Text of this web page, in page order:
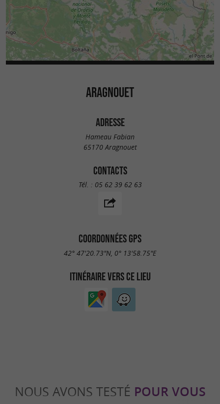
ARAGNOUET
ADRESSE
Hameau Fabian
65170 Aragnouet
CONTACTS
Tél. : 05 62 39 62 63
COORDONNÉES GPS
42° 47'20.73"N, 0° 13'58.75"E
ITINÉRAIRE VERS CE LIEU
NOUS AVONS TESTÉ POUR VOUS